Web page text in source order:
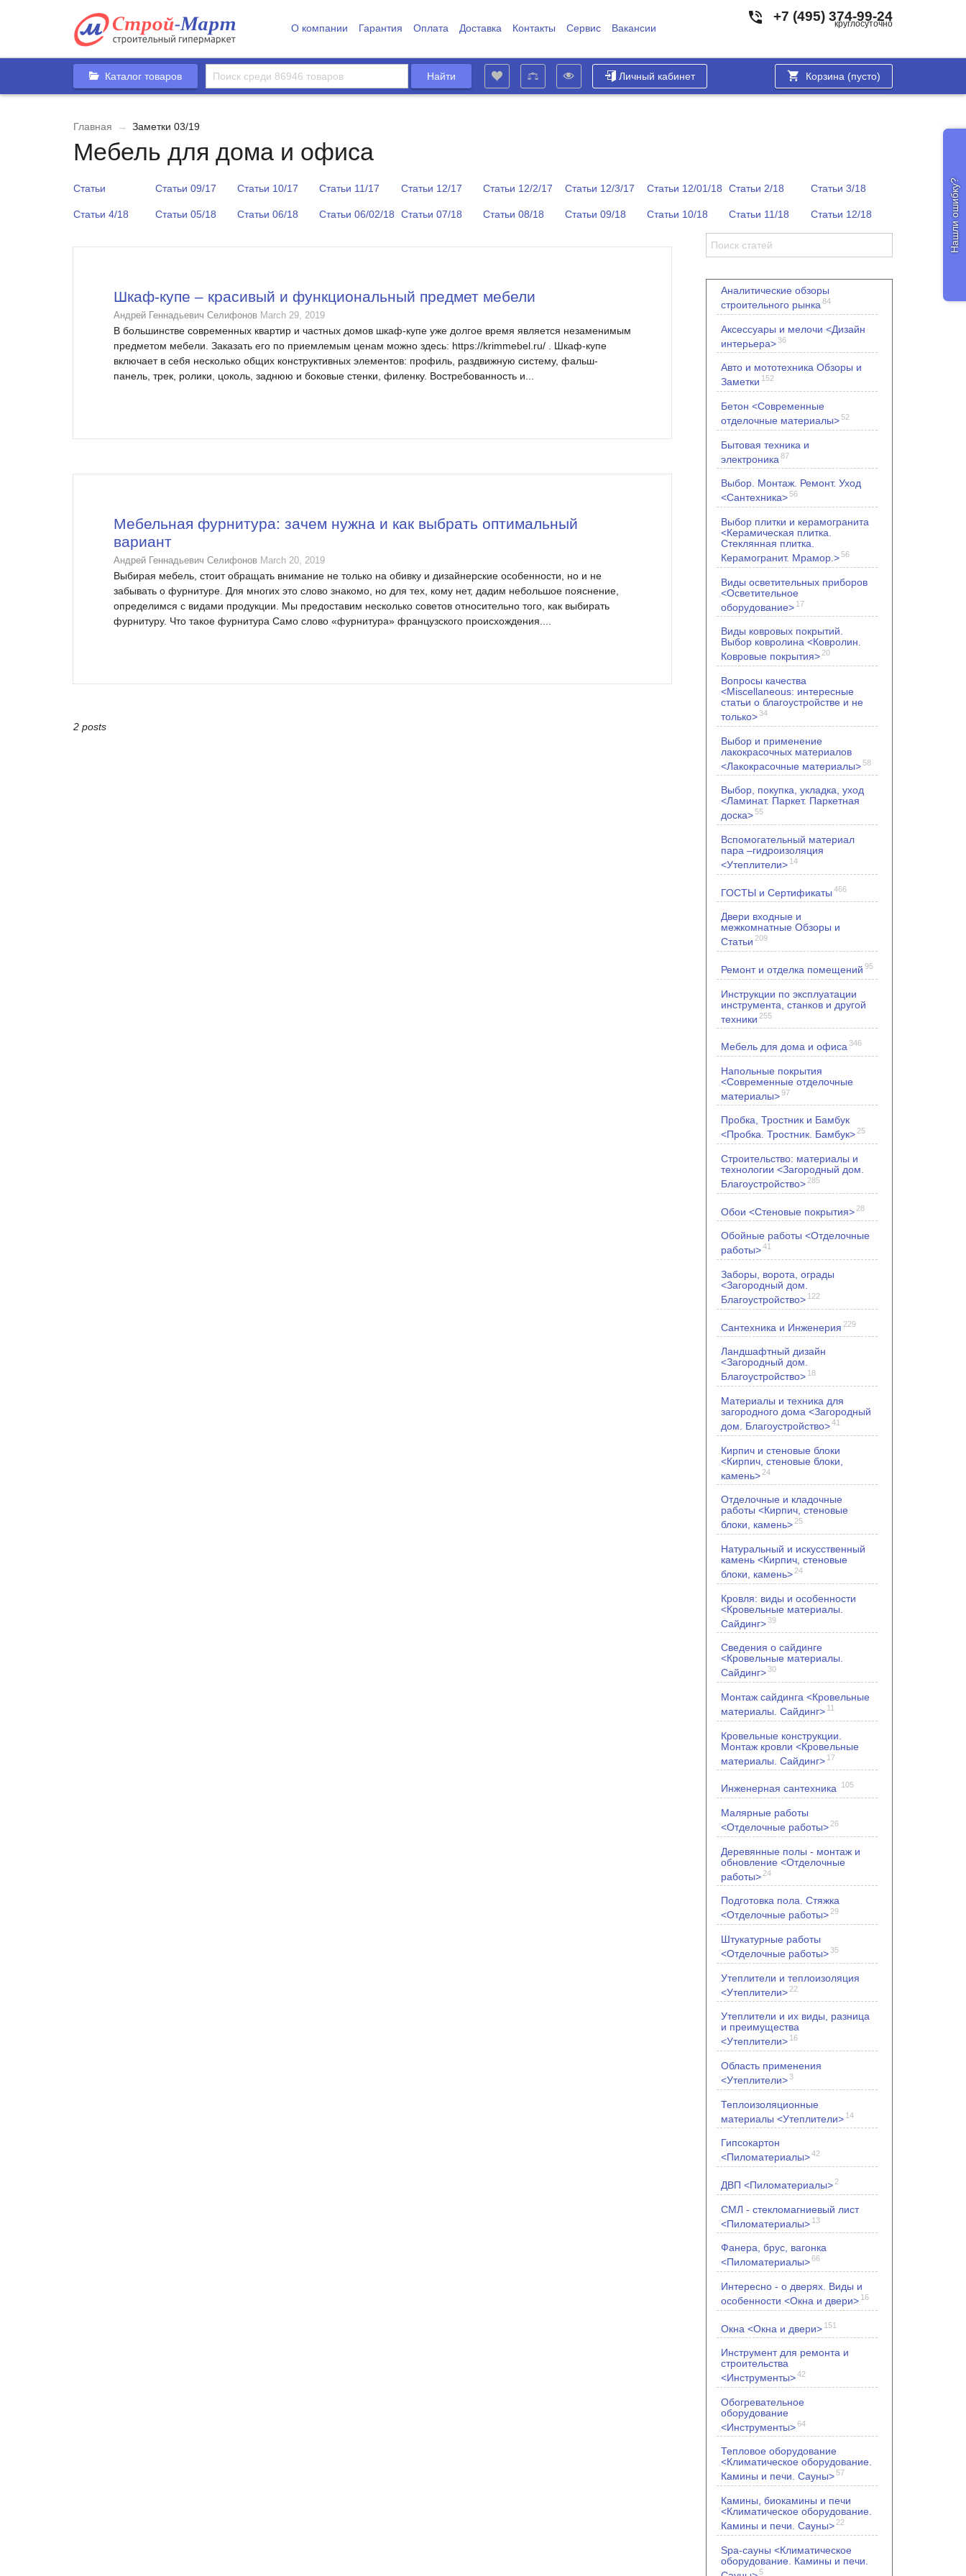
О компании Гарантия Оплата Доставка Контакты Сервис Вакансии
+7 (495) 374-99-24
круглосуточно
Каталог товаров Личный кабинет Корзина (пусто)
Главная → Заметки 03/19
Мебель для дома и офиса
Статьи Статьи 09/17 Статьи 10/17 Статьи 11/17 Статьи 12/17 Статьи 12/2/17 Статьи 12/3/17 Статьи 12/01/18 Статьи 2/18 Статьи 3/18
Статьи 4/18 Статьи 05/18 Статьи 06/18 Статьи 06/02/18 Статьи 07/18 Статьи 08/18 Статьи 09/18 Статьи 10/18 Статьи 11/18 Статьи 12/18
Шкаф-купе – красивый и функциональный предмет мебели
Андрей Геннадьевич Селифонов March 29, 2019
В большинстве современных квартир и частных домов шкаф-купе уже долгое время является незаменимым
предметом мебели. Заказать его по приемлемым ценам можно здесь: https://krimmebel.ru/ . Шкаф-купе
включает в себя несколько общих конструктивных элементов: профиль, раздвижную систему, фальш-
панель, трек, ролики, цоколь, заднюю и боковые стенки, филенку. Востребованность и...
Мебельная фурнитура: зачем нужна и как выбрать оптимальный
вариант
Андрей Геннадьевич Селифонов March 20, 2019
Выбирая мебель, стоит обращать внимание не только на обивку и дизайнерские особенности, но и не
забывать о фурнитуре. Для многих это слово знакомо, но для тех, кому нет, дадим небольшое пояснение,
определимся с видами продукции. Мы предоставим несколько советов относительно того, как выбирать
фурнитуру. Что такое фурнитура Само слово «фурнитура» французского происхождения....
2 posts
Аналитические обзоры
строительного рынка 84
Аксессуары и мелочи <Дизайн
интерьера>36
Авто и мототехника Обзоры и
Заметки 152
Бетон <Современные
отделочные материалы>52
Бытовая техника и
электроника 87
Выбор. Монтаж. Ремонт. Уход
<Сантехника>56
Выбор плитки и керамогранита
<Керамическая плитка.
Стеклянная плитка.
Керамогранит. Мрамор.>56
Виды осветительных приборов
<Осветительное
оборудование> 17
Виды ковровых покрытий.
Выбор ковролина <Ковролин.
Ковровые покрытия> 20
Вопросы качества
<Miscellaneous: интересные
статьи о благоустройстве и не
только>34
Выбор и применение
лакокрасочных материалов
<Лакокрасочные материалы>58
Выбор, покупка, укладка, уход
<Ламинат. Паркет. Паркетная
доска>55
Вспомогательный материал
пара –гидроизоляция
<Утеплители> 14
ГОСТЫ и Сертификаты 466
Двери входные и
межкомнатные Обзоры и
Статьи 209
Ремонт и отделка помещений 95
Инструкции по эксплуатации
инструмента, станков и другой
техники 255
Мебель для дома и офиса 346
Напольные покрытия
<Современные отделочные
материалы>97
Пробка, Тростник и Бамбук
<Пробка. Тростник. Бамбук>25
Строительство: материалы и
технологии <Загородный дом.
Благоустройство> 285
Обои <Стеновые покрытия> 28
Обойные работы <Отделочные
работы>41
Заборы, ворота, ограды
<Загородный дом.
Благоустройство> 122
Сантехника и Инженерия 229
Ландшафтный дизайн
<Загородный дом.
Благоустройство> 18
Материалы и техника для
загородного дома <Загородный
дом. Благоустройство>41
Кирпич и стеновые блоки
<Кирпич, стеновые блоки,
камень> 24
Отделочные и кладочные
работы <Кирпич, стеновые
блоки, камень> 25
Натуральный и искусственный
камень <Кирпич, стеновые
блоки, камень> 24
Кровля: виды и особенности
<Кровельные материалы.
Сайдинг>39
Сведения о сайдинге
<Кровельные материалы.
Сайдинг>30
Монтаж сайдинга <Кровельные
материалы. Сайдинг> 11
Кровельные конструкции.
Монтаж кровли <Кровельные
материалы. Сайдинг> 17
Инженерная сантехника 105
Малярные работы
<Отделочные работы> 26
Деревянные полы - монтаж и
обновление <Отделочные
работы> 24
Подготовка пола. Стяжка
<Отделочные работы> 29
Штукатурные работы
<Отделочные работы>35
Утеплители и теплоизоляция
<Утеплители> 22
Утеплители и их виды, разница
и преимущества
<Утеплители> 16
Область применения
<Утеплители>3
Теплоизоляционные
материалы <Утеплители> 14
Гипсокартон
<Пиломатериалы>42
ДВП <Пиломатериалы> 2
СМЛ - стекломагниевый лист
<Пиломатериалы> 13
Фанера, брус, вагонка
<Пиломатериалы>66
Интересно - о дверях. Виды и
особенности <Окна и двери> 16
Окна <Окна и двери> 151
Инструмент для ремонта и
строительства
<Инструменты>42
Обогревательное
оборудование
<Инструменты>64
Тепловое оборудование
<Климатическое оборудование.
Камины и печи. Сауны>57
Камины, биокамины и печи
<Климатическое оборудование.
Камины и печи. Сауны> 22
Spa-сауны <Климатическое
оборудование. Камины и печи.
5
Нашли ошибку?